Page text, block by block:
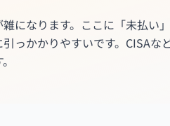
になります。ここに「未払い
っかかりやすいです。CISAな